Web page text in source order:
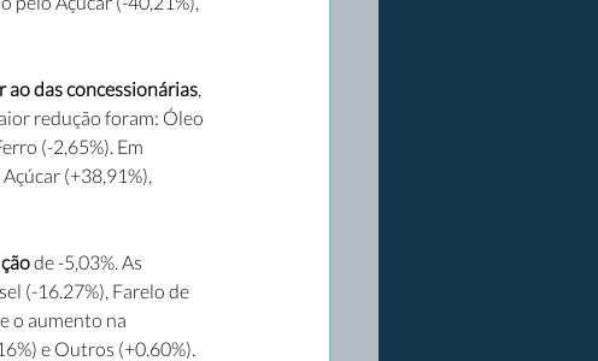
das concessionárias,
redução foram: Óleo
(-2,65%). Em
(+38,91%),
de -5,03%. As
(-16.27%), Farelo de
o aumento na
e Outros (+0.60%).